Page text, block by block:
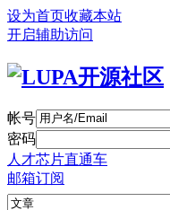
设为首页收藏本站
开启辅助访问
帐号
密码
人才芯片直通车
邮箱订阅